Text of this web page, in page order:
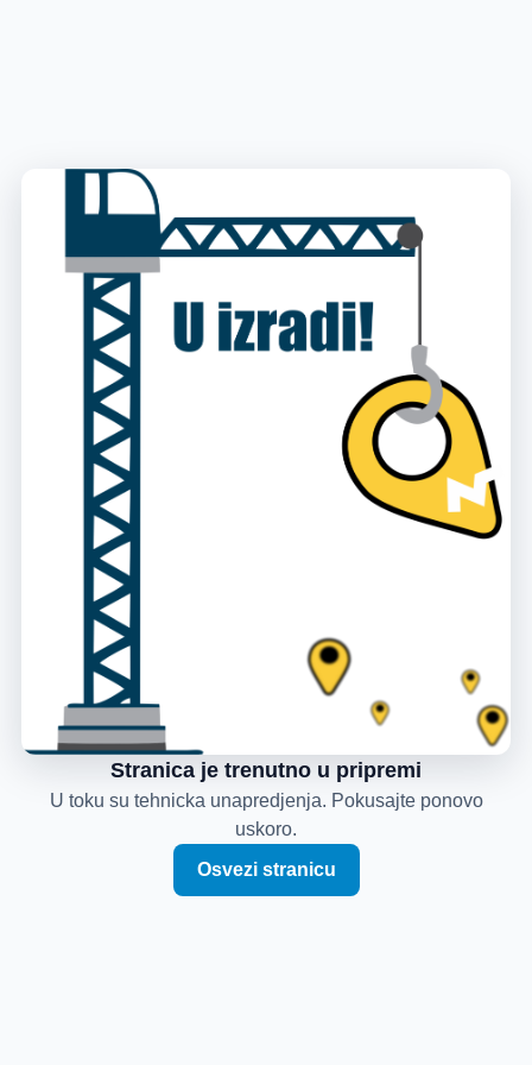
Stranica je trenutno u pripremi
U toku su tehnicka unapredjenja. Pokusajte ponovo
uskoro.
Osvezi stranicu